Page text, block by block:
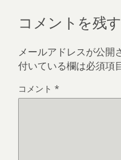
コメントを残す
メールアドレスが公開
付いている欄は必須項
コメント *